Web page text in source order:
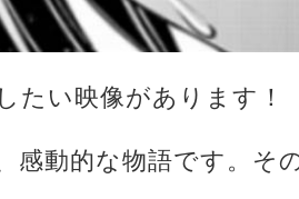
たい映像があります！
感動的な物語です。そ